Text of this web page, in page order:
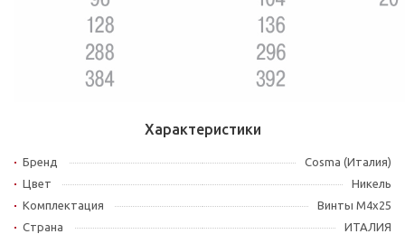
Характеристики
Бренд
Cosma (Италия)
Цвет
Никель
Комплектация
Винты M4x25
Страна
ИТАЛИЯ